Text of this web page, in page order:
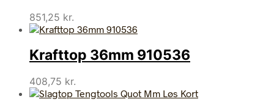
851,25 kr.
Krafttop 36mm 910536
408,75 kr.